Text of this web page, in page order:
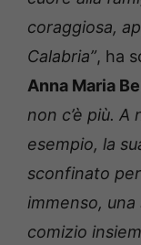
coraggiosa,
Calabria”, ha
Anna Maria
non c’è più.
esempio, la
sconfinato per
immenso, una
comizio